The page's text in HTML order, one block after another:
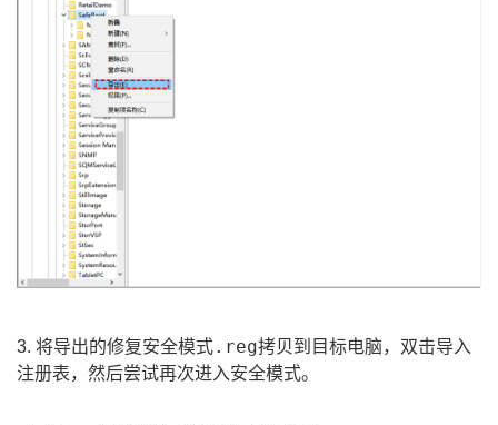
3. 将导出的修复安全模式.reg拷贝到目标电脑，双击导入
注册表，然后尝试再次进入安全模式。